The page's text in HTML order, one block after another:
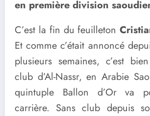
en première division
C’est la fin du feuilleton
Et comme c’était annoncé
plusieurs semaines, c’est
club d’Al-Nassr, en Arabie
quintuple Ballon d’Or va
carrière. Sans club depuis